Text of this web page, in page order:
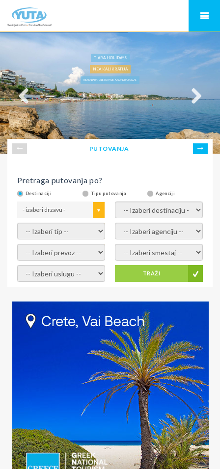
TIARA HOLIDAYS
NEA KALIKRATIJA
NEA KALIKRATIA LETOVANJE, KASANDRA, MALLAS
PUTOVANJA
Pretraga putovanja po?
Destinaciji Tipu putovanja Agenciji
- izaberi drzavu - - izaberi destinaciju -
- izaberi tip - - izaberi agenciju -
- izaberi prevoz - - Izaberite smestaj -
- Izaberite uslugu - TRAŽI